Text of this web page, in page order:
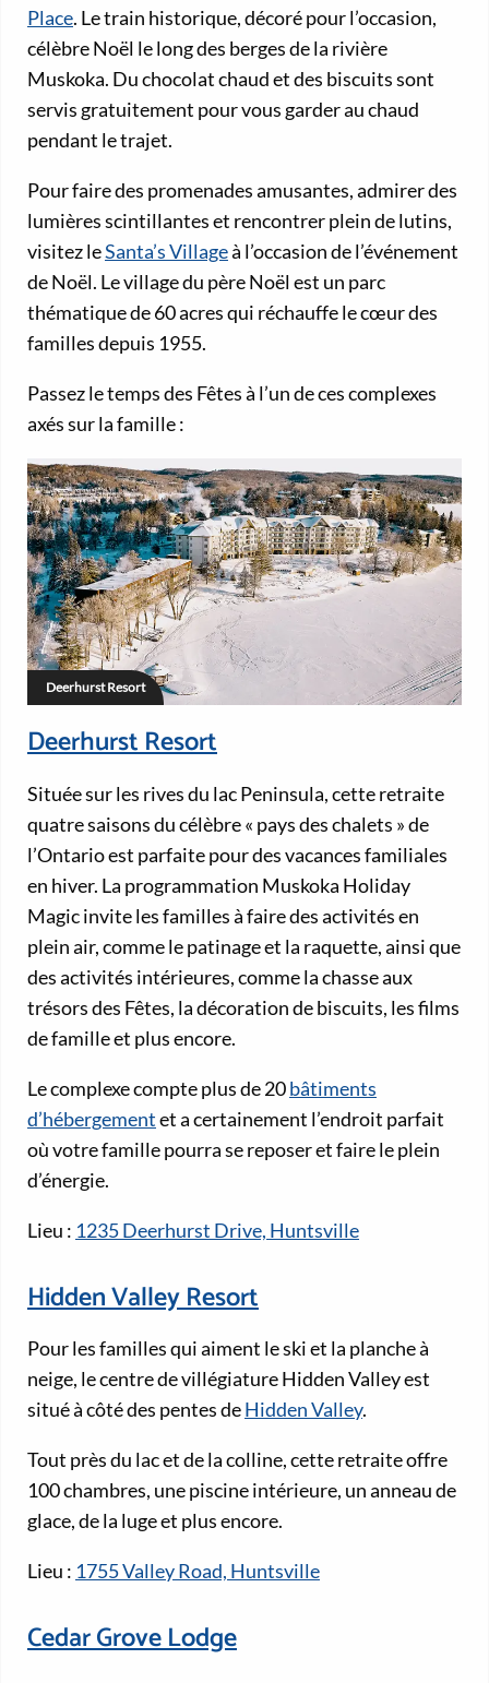
Place. Le train historique, décoré pour l’occasion,
célèbre Noël le long des berges de la rivière
Muskoka. Du chocolat chaud et des biscuits sont
servis gratuitement pour vous garder au chaud
pendant le trajet.
Pour faire des promenades amusantes, admirer des
lumières scintillantes et rencontrer plein de lutins,
visitez leSanta’s Villageà l’occasion de l’événement
de Noël. Le village du père Noël est un parc
thématique de 60 acres qui réchauffe le cœur des
familles depuis 1955.
Passez le temps des Fêtes à l’un de ces complexes
axés sur la famille :
Deerhurst Resort
Deerhurst Resort
Située sur les rives du lac Peninsula, cette retraite
quatre saisons du célèbre « pays des chalets » de
l’Ontario est parfaite pour des vacances familiales
en hiver. La programmation Muskoka Holiday
Magic invite les familles à faire des activités en
plein air, comme le patinage et la raquette, ainsi que
des activités intérieures, comme la chasse aux
trésors des Fêtes, la décoration de biscuits, les films
de famille et plus encore.
Le complexe compte plus de 20bâtiments
d’hébergementet a certainement l’endroit parfait
où votre famille pourra se reposer et faire le plein
d’énergie.
Lieu : 1235 Deerhurst Drive, Huntsville
Hidden Valley Resort
Pour les familles qui aiment le ski et la planche à
neige, le centre de villégiature Hidden Valley est
situé à côté des pentes deHidden Valley.
Tout près du lac et de la colline, cette retraite offre
100 chambres, une piscine intérieure, un anneau de
glace, de la luge et plus encore.
Lieu : 1755 Valley Road, Huntsville
Cedar Grove Lodge